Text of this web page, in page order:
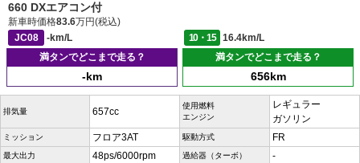
660 DXエアコン付
新車時価格83.6万円(税込)
JC08
-km/L 10・15
16.4km/L
満タンでどこまで走る？
-km
満タンでどこまで走る？
656km
排気量 657cc
使用燃料
エンジン
レギュラー
ガソリン
ミッション フロア3AT 駆動方式 FR
最大出力 48ps/6000rpm 過給器（ターボ） -